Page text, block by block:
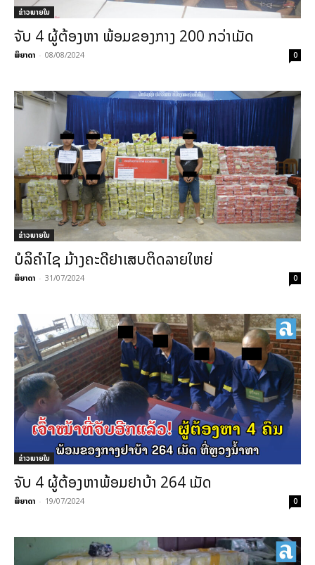
ຂ່າວພາຍ​ໃນ
ຈັບ 4 ຜູ້ຕ້ອງຫາ ພ້ອມຂອງກາງ 200 ກວ່າເມັດ
ພິຍາດາ - 08/08/2024 0
ຂ່າວພາຍ​ໃນ
ບໍລິຄຳໄຊ ມ້າງຄະດີຢາເສບຕິດລາຍໃຫຍ່
ພິຍາດາ - 31/07/2024 0
ຂ່າວພາຍ​ໃນ
ຈັບ 4 ຜູ້ຕ້ອງຫາພ້ອມຢາບ້າ 264 ເມັດ
ພິຍາດາ - 19/07/2024 0